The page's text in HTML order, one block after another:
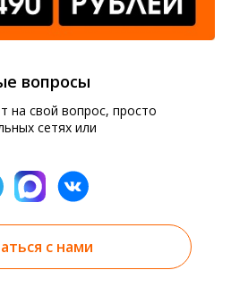
вопросы
на свой вопрос, просто
сетях или
с нами